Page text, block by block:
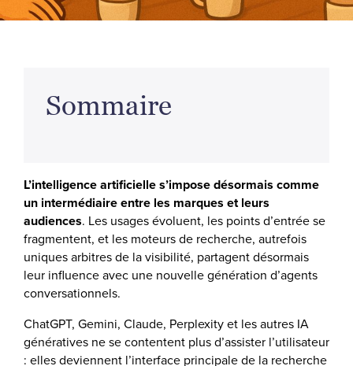
Sommaire
L’intelligence artificielle s’impose désormais comme
un intermédiaire entre les marques et leurs
audiences. Les usages évoluent, les points d’entrée se
fragmentent, et les moteurs de recherche, autrefois
uniques arbitres de la visibilité, partagent désormais
leur influence avec une nouvelle génération d’agents
conversationnels.
ChatGPT, Gemini, Claude, Perplexity et les autres IA
génératives ne se contentent plus d’assister l’utilisateur
: elles deviennent l’interface principale de la recherche